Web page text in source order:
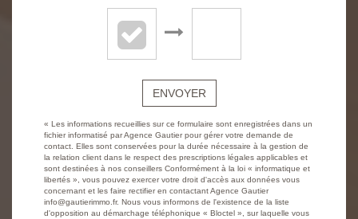
ENVOYER
« Les informations recueillies sur ce formulaire sont enregistrées dans un
fichier informatisé par Agence Gautier pour gérer votre demande de
contact. Elles sont conservées pour la durée nécessaire à la gestion de
la relation client dans le respect des prescriptions légales applicables et
sont destinées à nos conseillers Conformément à la loi « informatique et
libertés », vous pouvez exercer votre droit d'accès aux données vous
concernant et les faire rectifier en contactant Agence Gautier
info@gautierimmo.fr. Nous vous informons de l'existence de la liste
d'opposition au démarchage téléphonique « Bloctel », sur laquelle vous